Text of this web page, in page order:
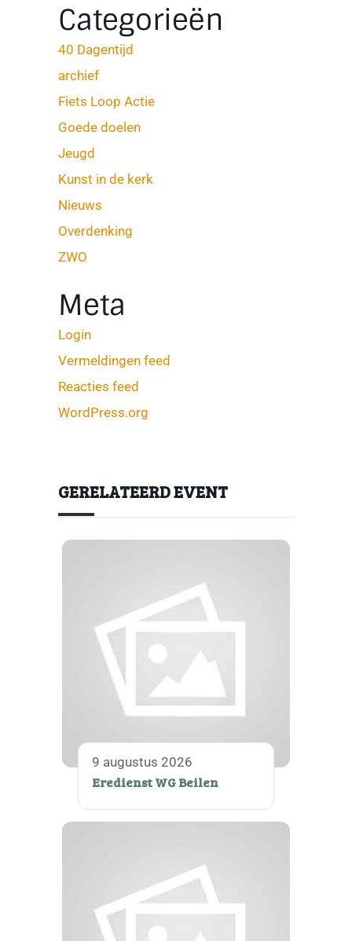
Categorieën
40 Dagentijd
archief
Fiets Loop Actie
Goede doelen
Jeugd
Kunst in de kerk
Nieuws
Overdenking
ZWO
Meta
Login
Vermeldingen feed
Reacties feed
WordPress.org
GERELATEERD EVENT
9 augustus 2026
Eredienst WG Beilen